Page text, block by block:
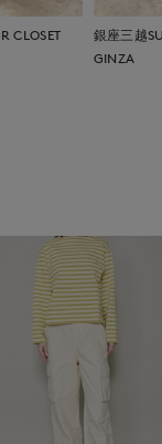
CLOSET
銀座三越
GINZA